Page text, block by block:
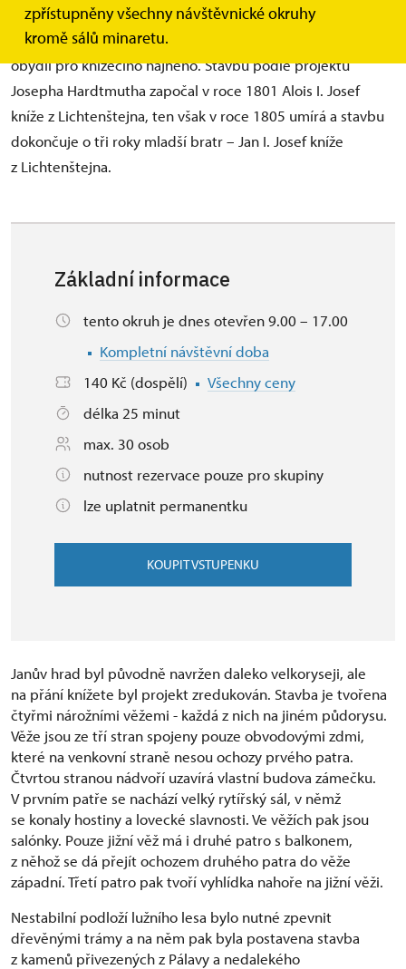
zpřístupněny všechny návštěvnické okruhy
kromě sálů minaretu.
posledních lečí. Po honech se zde konaly bohaté hostiny,
na nichž se vyhlašoval král honu. Objekt sloužil rovněž jako
obydlí pro knížecího hajného. Stavbu podle projektu
Josepha Hardtmutha započal v roce 1801 Alois I. Josef
kníže z Lichtenštejna, ten však v roce 1805 umírá a stavbu
dokončuje o tři roky mladší bratr – Jan I. Josef kníže
z Lichtenštejna.
Základní informace
tento okruh je dnes otevřen 9.00 – 17.00
Kompletní návštěvní doba
140 Kč (dospělí)
Všechny ceny
délka 25 minut
max. 30 osob
nutnost rezervace pouze pro skupiny
lze uplatnit permanentku
KOUPIT VSTUPENKU
Janův hrad byl původně navržen daleko velkoryseji, ale
na přání knížete byl projekt zredukován. Stavba je tvořena
čtyřmi nárožními věžemi - každá z nich na jiném půdorysu.
Věže jsou ze tří stran spojeny pouze obvodovými zdmi,
které na venkovní straně nesou ochozy prvého patra.
Čtvrtou stranou nádvoří uzavírá vlastní budova zámečku.
V prvním patře se nachází velký rytířský sál, v němž
se konaly hostiny a lovecké slavnosti. Ve věžích pak jsou
salónky. Pouze jižní věž má i druhé patro s balkonem,
z něhož se dá přejít ochozem druhého patra do věže
západní. Třetí patro pak tvoří vyhlídka nahoře na jižní věži.
Nestabilní podloží lužního lesa bylo nutné zpevnit
dřevěnými trámy a na něm pak byla postavena stavba
z kamenů přivezených z Pálavy a nedalekého